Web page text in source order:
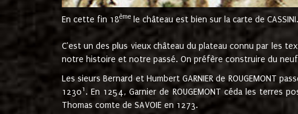
En cette fin 18ème le château est bien sur la carte de CASSINI.
C'est un des plus vieux château du plateau connu par les
notre histoire et notre passé. On préfère construire du
Les sieurs Bernard et Humbert GARNIER de ROUGEMONT
12301 . En 1254, Garnier de ROUGEMONT céda les terres
Thomas comte de SAVOIE en 1273.